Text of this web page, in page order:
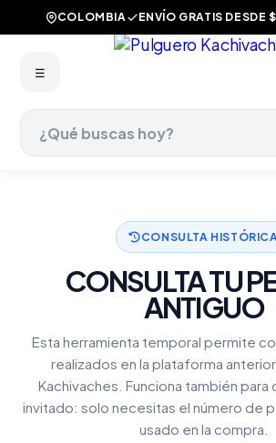
COLOMBIA ENVÍO GRATIS
☰
CONSULTA
CONSULTA TU
ANTIGUO
Esta herramienta temporal permite
realizados en la plataforma
Kachivaches. Funciona también
invitado: solo necesitas el número de
usado en la compra.